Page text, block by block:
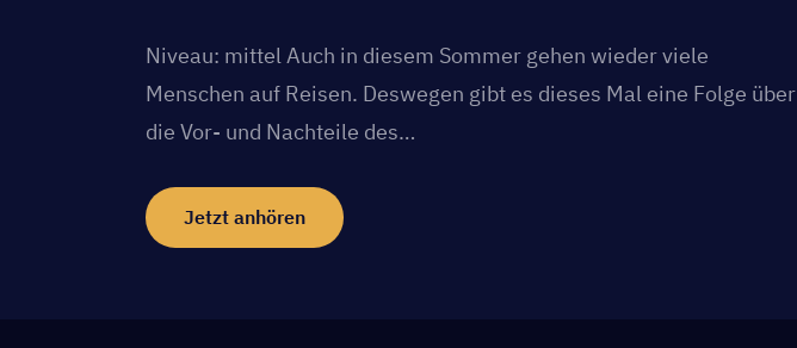
Niveau: mittel Auch in diesem Sommer gehen wieder viele
Menschen auf Reisen. Deswegen gibt es dieses Mal eine Folge über
die Vor- und Nachteile des…
Jetzt anhören